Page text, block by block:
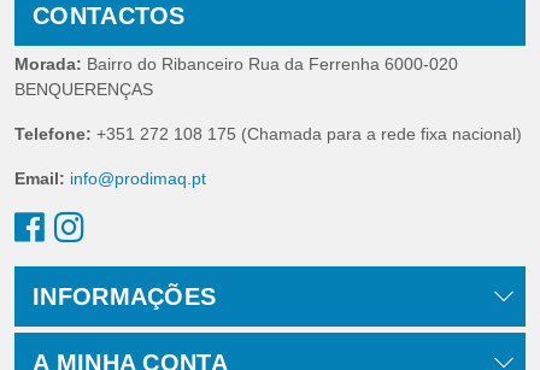
CONTACTOS
Morada: Bairro do Ribanceiro Rua da Ferrenha 6000-020
BENQUERENÇAS
Telefone: +351 272 108 175 (Chamada para a rede fixa nacional)
Email: info@prodimaq.pt
INFORMAÇÕES
A MINHA CONTA